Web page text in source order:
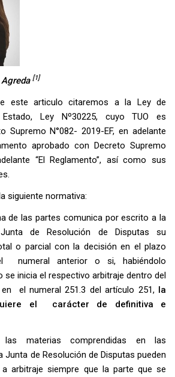
[1]
este articulo citaremos a la Ley de
Ley Nº30225, cuyo TUO es
Supremo N°082- 2019-EF, en adelante
aprobado con Decreto Supremo
“El Reglamento”, así como sus
siguiente normativa:
de las partes comunica por escrito a la
de Resolución de Disputas su
o parcial con la decisión en el plazo
numeral anterior o si, habiéndolo
se inicia el respectivo arbitraje dentro del
el numeral 251.3 del artículo 251, la
el carácter de definitiva e
las materias comprendidas en las
Junta de Resolución de Disputas pueden
arbitraje siempre que la parte que se